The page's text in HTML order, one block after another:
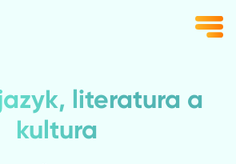
literatura a
kultura